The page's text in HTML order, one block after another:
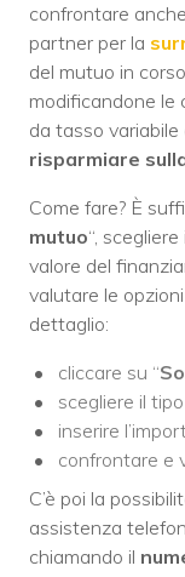
confrontare
partner per la
del mutuo in
modificandone le
da tasso
risparmiare
Come fare? È
mutuo“,
valore del
valutare le
dettaglio:
cliccare su “
scegliere il
inserire
confrontare e
C’è poi la
assistenza
chiamando il